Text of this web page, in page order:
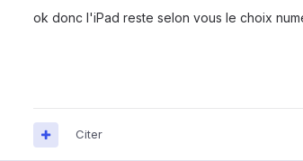
ok donc l'iPad reste selon vous le choix
Citer